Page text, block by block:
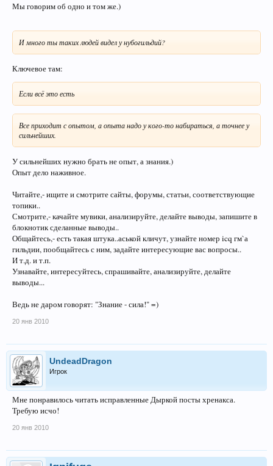
Мы говорим об одно и том же.)
И много ты таких людей видел у нубогильдий?
Ключевое там:
Если всё это есть
Все приходит с опытом, а опыта надо у кого-то набираться, а точнее у
сильнейших.
У сильнейших нужно брать не опыт, а знания.)
Опыт дело наживное.
Читайте,- ищите и смотрите сайты, форумы, статьи, соответствующие
топики..
Смотрите,- качайте мувики, анализируйте, делайте выводы, запишите в
блокнотик сделанные выводы..
Общайтесь,- есть такая штука..аськой кличут, узнайте номер icq гм`а
гильдии, пообщайтесь с ним, задайте интересующие вас вопросы..
И т.д. и т.п.
Узнавайте, интересуйтесь, спрашивайте, анализируйте, делайте
выводы...
Ведь не даром говорят: "Знание - сила!" =)
20 янв 2010
UndeadDragon
Игрок
Мне понравилось читать исправленные Дыркой посты хренакса.
Требую исчо!
20 янв 2010